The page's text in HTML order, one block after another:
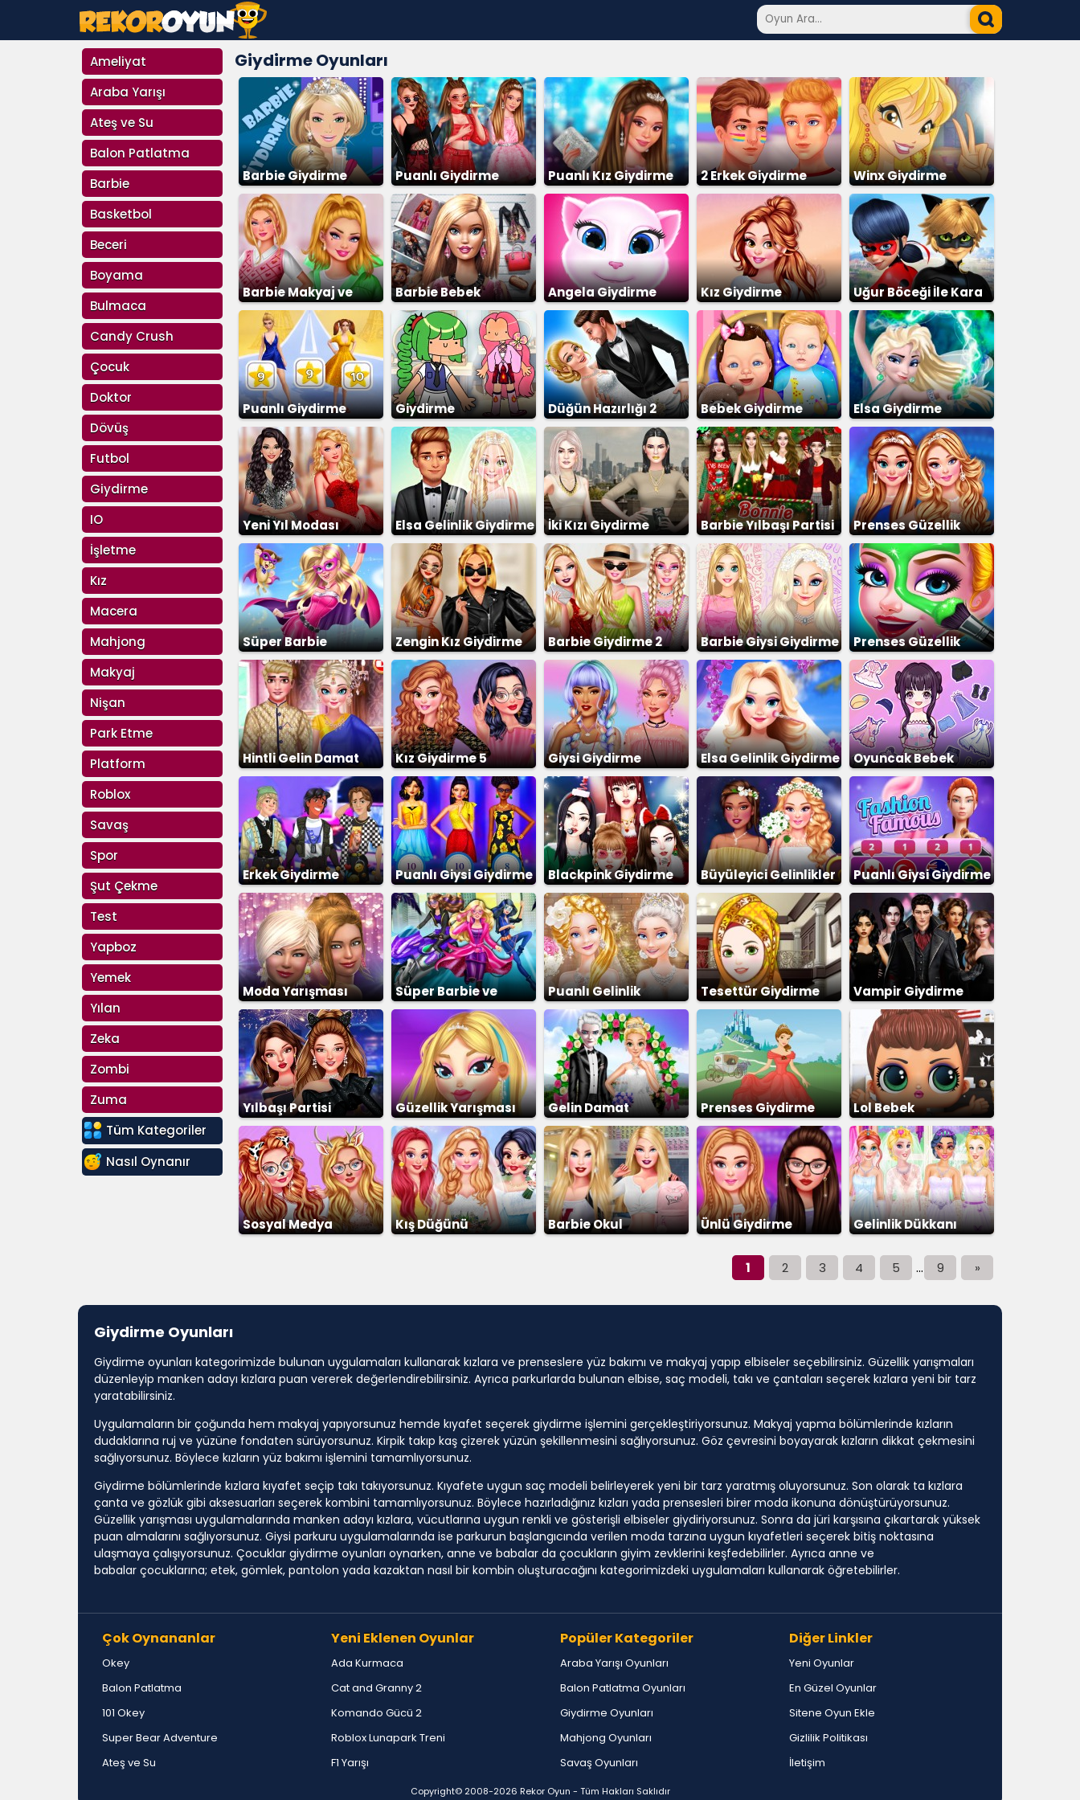
Ameliyat
Araba Yarışı
Ateş ve Su
Balon Patlatma
Barbie
Basketbol
Beceri
Boyama
Bulmaca
Candy Crush
Çocuk
Doktor
Dövüş
Futbol
Giydirme
IO
İşletme
Kız
Macera
Mahjong
Makyaj
Nişan
Park Etme
Platform
Roblox
Savaş
Spor
Şut Çekme
Test
Yapboz
Yemek
Yılan
Zeka
Zombi
Zuma
Tüm Kategoriler
Nasıl Oynanır
Giydirme Oyunları
Barbie Giydirme Puanlı Giydirme Puanlı Kız Giydirme 2 Erkek Giydirme Winx Giydirme
Barbie Makyaj ve
Giydirme
Barbie Bebek
Giydirme
Angela Giydirme Kız Giydirme
Uğur Böceği İle Kara
Kedi
Puanlı Giydirme
Parkuru
Giydirme Düğün Hazırlığı 2 Bebek Giydirme Elsa Giydirme
Yeni Yıl Modası
Elsa Gelinlik Giydirme
3
İki Kızı Giydirme Barbie Yılbaşı Partisi
Prenses Güzellik
Yarışması
Süper Barbie
Giydirme
Zengin Kız Giydirme Barbie Giydirme 2 Barbie Giysi Giydirme
Prenses Güzellik
Salonu
Hintli Gelin Damat
Giydirme
Kız Giydirme 5 Giysi Giydirme
Elsa Gelinlik Giydirme
2
Oyuncak Bebek
Giydirme
Erkek Giydirme Puanlı Giysi Giydirme Blackpink Giydirme Büyüleyici Gelinlikler
Puanlı Giysi Giydirme
2
Moda Yarışması
Süper Barbie ve
Arkadaşları
Puanlı Gelinlik
Giydirme
Tesettür Giydirme Vampir Giydirme
Yılbaşı Partisi
Kıyafetleri
Güzellik Yarışması
Giydirme
Gelin Damat
Giydirme
Prenses Giydirme Lol Bebek
Sosyal Medya
Kış Düğünü
Barbie Okul
Ünlü Giydirme Gelinlik Dükkanı
1 2 3 4 5 ... 9 »
Giydirme Oyunları
Giydirme oyunları kategorimizde bulunan uygulamaları kullanarak kızlara ve prenseslere yüz bakımı ve makyaj yapıp elbiseler seçebilirsiniz. Güzellik yarışmaları
düzenleyip manken adayı kızlara puan vererek değerlendirebilirsiniz. Ayrıca parkurlarda bulunan elbise, saç modeli, takı ve çantaları seçerek kızlara yeni bir tarz
yaratabilirsiniz.
Uygulamaların bir çoğunda hem makyaj yapıyorsunuz hemde kıyafet seçerek giydirme işlemini gerçekleştiriyorsunuz. Makyaj yapma bölümlerinde kızların
dudaklarına ruj ve yüzüne fondaten sürüyorsunuz. Kirpik takıp kaş çizerek yüzün şekillenmesini sağlıyorsunuz. Göz çevresini boyayarak kızların dikkat çekmesini
sağlıyorsunuz. Böylece kızların yüz bakımı işlemini tamamlıyorsunuz.
Giydirme bölümlerinde kızlara kıyafet seçip takı takıyorsunuz. Kıyafete uygun saç modeli belirleyerek yeni bir tarz yaratmış oluyorsunuz. Son olarak ta kızlara
çanta ve gözlük gibi aksesuarları seçerek kombini tamamlıyorsunuz. Böylece hazırladığınız kızları yada prensesleri birer moda ikonuna dönüştürüyorsunuz.
Güzellik yarışması uygulamalarında manken adayı kızlara, vücutlarına uygun renkli ve gösterişli elbiseler giydiriyorsunuz. Sonra da jüri karşısına çıkartarak yüksek
puan almalarını sağlıyorsunuz. Giysi parkuru uygulamalarında ise parkurun başlangıcında verilen moda tarzına uygun kıyafetleri seçerek bitiş noktasına
ulaşmaya çalışıyorsunuz. Çocuklar giydirme oyunları oynarken, anne ve babalar da çocukların giyim zevklerini keşfedebilirler. Ayrıca anne ve
babalar çocuklarına; etek, gömlek, pantolon yada kazaktan nasıl bir kombin oluşturacağını kategorimizdeki uygulamaları kullanarak öğretebilirler.
Çok Oynananlar
Okey
Balon Patlatma
101 Okey
Super Bear Adventure
Ateş ve Su
Yeni Eklenen Oyunlar
Ada Kurmaca
Cat and Granny 2
Komando Gücü 2
Roblox Lunapark Treni
F1 Yarışı
Popüler Kategoriler
Araba Yarışı Oyunları
Balon Patlatma Oyunları
Giydirme Oyunları
Mahjong Oyunları
Savaş Oyunları
Diğer Linkler
Yeni Oyunlar
En Güzel Oyunlar
Sitene Oyun Ekle
Gizlilik Politikası
İletişim
Copyright© 2008-2026 Rekor Oyun - Tüm Hakları Saklıdır